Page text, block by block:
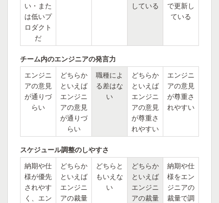
い・また
は低いプ
ロダクト
だ
している
で更新し
ている
チーム内のエンジニアの発言力
エンジニ
アの意見
が通りづ
らい
どちらか
といえば
エンジニ
アの意見
が通りづ
らい
職種によ
る差はな
い
どちらか
といえば
エンジニ
アの意見
が尊重さ
れやすい
エンジニ
アの意見
が尊重さ
れやすい
スケジュール調整のしやすさ
納期や仕
様が優先
されやす
く、エン
どちらか
といえば
エンジニ
アの裁量
どちらと
もいえな
い
どちらか
といえば
エンジニ
アの裁量
納期や仕
様をエン
ジニアの
裁量で調